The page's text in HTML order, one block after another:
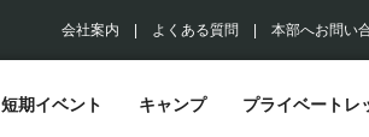
会社案内 よくある質問 本部へお問い
短期イベント キャンプ プライベートレ